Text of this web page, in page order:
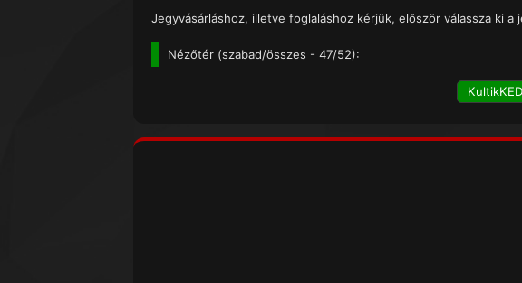
Jegyvásárláshoz, illetve foglaláshoz kérjük, először válassza ki
Nézőtér (szabad/összes - 47/52):